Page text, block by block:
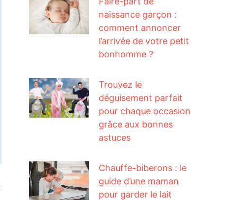
naissance garçon :
comment annoncer
l’arrivée de votre petit
bonhomme ?
Trouvez le
déguisement parfait
pour chaque occasion
grâce aux bonnes
astuces
Chauffe-biberons : le
guide d’une maman
pour garder le lait